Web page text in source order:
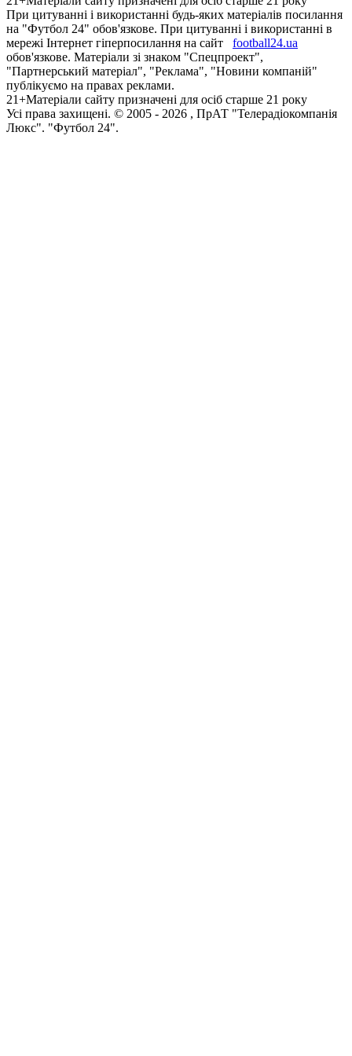
При цитуванні і використанні будь-яких матеріалів посилання
на "Футбол 24" обов'язкове. При цитуванні і використанні в
мережі Інтернет гіперпосилання на сайт
football24.ua
обов'язкове. Матеріали зі знаком "Спецпроект",
"Партнерський матеріал", "Реклама", "Новини компаній"
публікуємо на правах реклами.
21+Матеріали сайту призначені для осіб старше 21 року
Усi права захищенi. © 2005 - 2026 , ПрАТ "Телерадіокомпанія
Люкс". "Футбол 24".